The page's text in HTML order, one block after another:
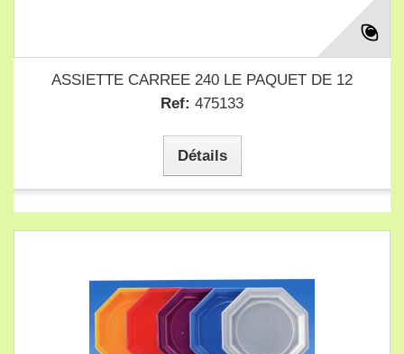
ASSIETTE CARREE 240 LE PAQUET DE 12
Ref: 475133
Détails